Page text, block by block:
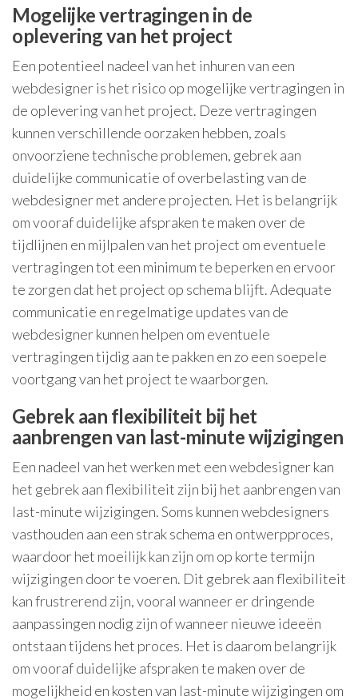
Mogelijke vertragingen in de
oplevering van het project
Een potentieel nadeel van het inhuren van een
webdesigner is het risico op mogelijke vertragingen in
de oplevering van het project. Deze vertragingen
kunnen verschillende oorzaken hebben, zoals
onvoorziene technische problemen, gebrek aan
duidelijke communicatie of overbelasting van de
webdesigner met andere projecten. Het is belangrijk
om vooraf duidelijke afspraken te maken over de
tijdlijnen en mijlpalen van het project om eventuele
vertragingen tot een minimum te beperken en ervoor
te zorgen dat het project op schema blijft. Adequate
communicatie en regelmatige updates van de
webdesigner kunnen helpen om eventuele
vertragingen tijdig aan te pakken en zo een soepele
voortgang van het project te waarborgen.
Gebrek aan flexibiliteit bij het
aanbrengen van last-minute wijzigingen
Een nadeel van het werken met een webdesigner kan
het gebrek aan flexibiliteit zijn bij het aanbrengen van
last-minute wijzigingen. Soms kunnen webdesigners
vasthouden aan een strak schema en ontwerpproces,
waardoor het moeilijk kan zijn om op korte termijn
wijzigingen door te voeren. Dit gebrek aan flexibiliteit
kan frustrerend zijn, vooral wanneer er dringende
aanpassingen nodig zijn of wanneer nieuwe ideeën
ontstaan tijdens het proces. Het is daarom belangrijk
om vooraf duidelijke afspraken te maken over de
mogelijkheid en kosten van last-minute wijzigingen om